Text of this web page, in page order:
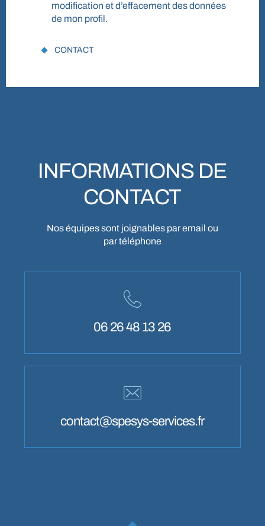
modification et d’effacement des données
de mon profil.
CONTACT
INFORMATIONS DE
CONTACT
Nos équipes sont joignables par email ou
par téléphone
06 26 48 13 26
contact@spesys-services.fr